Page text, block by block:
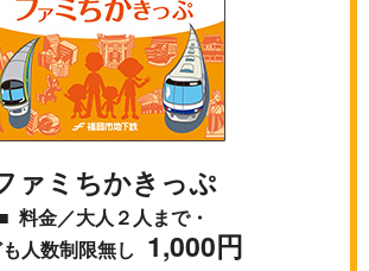
ァミちかきっぷ
■ 料金／大人２人まで・
人数制限無し 1,000円